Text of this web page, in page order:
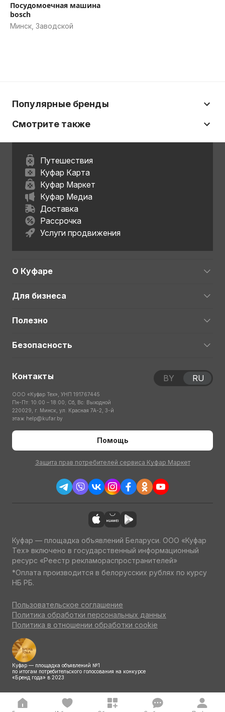
Посудомоечная машина
bosch
Минск, Заводской
Популярные бренды
Смотрите также
Путешествия
Куфар Карта
Куфар Маркет
Куфар Медиа
Доставка
Рассрочка
Услуги продвижения
О Куфаре
Для бизнеса
Полезно
Безопасность
Контакты
ООО «Куфар Тех», УНП 191767445
Пн-Пт: 10:00 – 18:00; Сб, Вс: Выходной
220029, г. Минск, ул. Красная 7А-2, 3-й
этаж help@kufar.by
Помощь
Защита прав потребителей сервиса Куфар Маркет
BY RU
Куфар — площадка объявлений Беларуси. ООО «Куфар
Тех» включено в государственный информационный
ресурс «Реестр рекламораспространителей»
*Оплата производится в белорусских рублях по курсу
НБ РБ.
Пользовательское соглашение
Политика обработки персональных данных
Политика в отношении обработки cookie
Куфар — площадка объявлений №1
по итогам потребительского голосования на конкурсе
«Бренд года» в 2023